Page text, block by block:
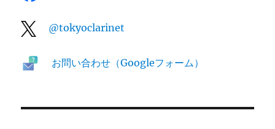
@tokyoclarinet
お問い合わせ（Googleフォーム）